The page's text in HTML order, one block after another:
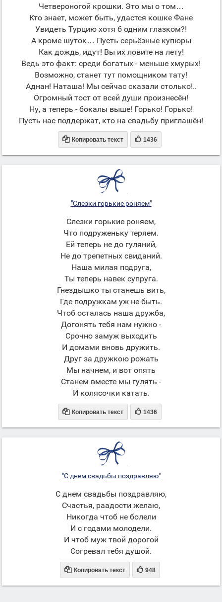
Четвероногой крошки. Это мы о том…
Кто знает, может быть, удастся кошке Фане
Увидеть Турцию хотя б одним глазком?!
А кроме шуток… Пусть серьёзные купюры
Как дождь, идут! Вы их ловите на лету!
Ведь это факт: среди богатых - меньше хмурых!
Возможно, станет тут помощником тату!
Аднан! Наташа! Мы сейчас сказали столько!..
Огромный тост от всей души произнесён!
Ну, а теперь - бокалы выше! Горько! Горько!
Пусть нас поддержат, кто на свадьбу приглашён!
 Копировать текст  1436
"Слезки горькие роняем"
Слезки горькие роняем,
Что подруженьку теряем.
Ей теперь не до гуляний,
Не до трепетных свиданий.
Наша милая подруга,
Ты теперь навек супруга.
Гнездышко ты станешь вить,
Где подружкам уж не быть.
Чтоб осталась наша дружба,
Догонять тебя нам нужно -
Срочно замуж выходить
И домами вновь дружить.
Друг за дружкою рожать
Мы начнем, и вот опять
Станем вместе мы гулять -
И колясочки катать.
 Копировать текст  1436
"С днем свадьбы поздравляю"
С днем свадьбы поздравляю,
Счастья, раадости желаю,
Никогда чтоб не болели
И с годами молодели.
И чтоб муж твой дорогой
Согревал тебя душой.
 Копировать текст  948